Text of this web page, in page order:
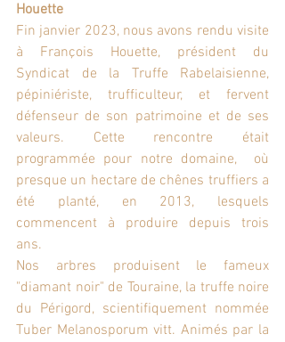
Houette
Fin janvier 2023, nous avons rendu visite
à François Houette, président du
Syndicat de la Truffe Rabelaisienne,
pépiniériste, trufficulteur, et fervent
défenseur de son patrimoine et de ses
valeurs. Cette rencontre était
programmée pour notre domaine,  où
presque un hectare de chênes truffiers a
été planté, en 2013, lesquels
commencent à produire depuis trois
ans.
Nos arbres produisent le fameux
"diamant noir" de Touraine, la truffe noire
du Périgord, scientifiquement nommée
Tuber Melanosporum vitt. Animés par la